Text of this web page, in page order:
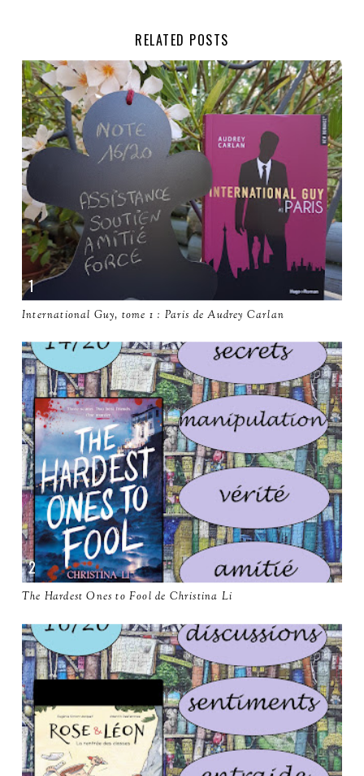
RELATED POSTS
International Guy, tome 1 : Paris de Audrey Carlan
The Hardest Ones to Fool de Christina Li